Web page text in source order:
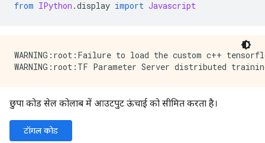
from IPython .display import Javascript
WARNING:root:Failure to load the custom c++
छुपा कोड सेल कोलाब में आउटपुट ऊंचाई को सीमित करता है।
टॉगल कोड